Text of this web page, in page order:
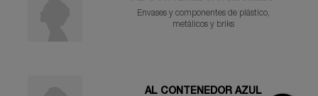
Envases y componentes de plástico,
metálicos y briks
AL CONTENEDOR AZUL